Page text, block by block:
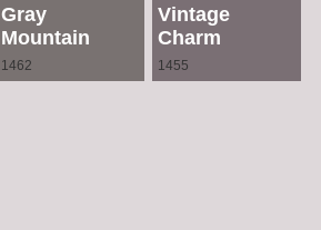
Gray
Mountain
1462
Vintage
Charm
1455